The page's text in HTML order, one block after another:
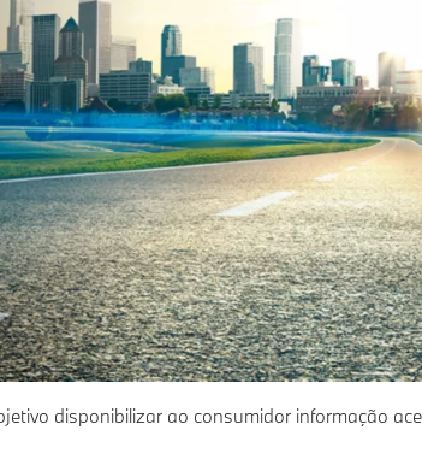
disponibilizar ao consumidor informação